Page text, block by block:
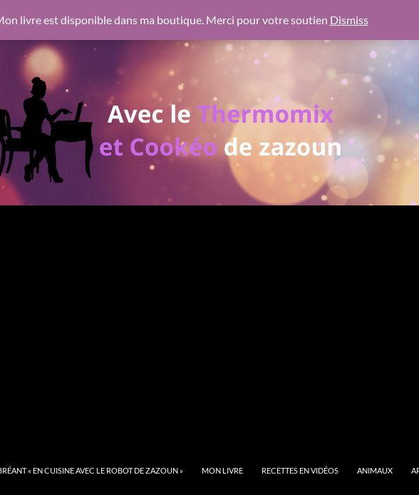
« EN CUISINE AVEC LE ROBOT DE ZAZOUN » MON LIVRE RECETTES EN VIDÉOS ANIMAUX
livre est disponible dans ma boutique. Merci pour votre soutien Dismiss